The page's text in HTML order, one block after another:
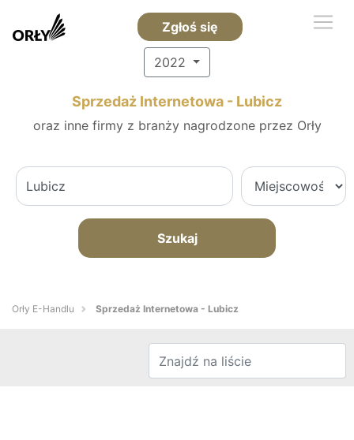
Zgłoś się
2022
Sprzedaż Internetowa - Lubicz
oraz inne firmy z branży nagrodzone przez Orły
Szukaj
Orły E-Handlu Sprzedaż Internetowa - Lubicz